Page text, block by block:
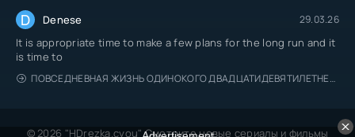
D Denese 29.03.26
It is appropriate time to make a few plans for the long run and it
is time to
ПОВСЕДНЕВНАЯ ЖИЗНЬ ОДИНОКОГО ДВАДЦАТИДЕВЯТИЛЕТНЕГО АВАНТЮРИСТА
© 2026 "HDrezka.cyou" Смотрите новые сериалы и фильмы